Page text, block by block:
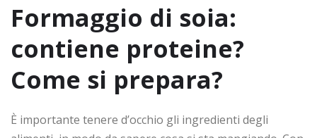
Formaggio di soia:
contiene proteine?
Come si prepara?
È importante tenere d’occhio gli ingredienti degli